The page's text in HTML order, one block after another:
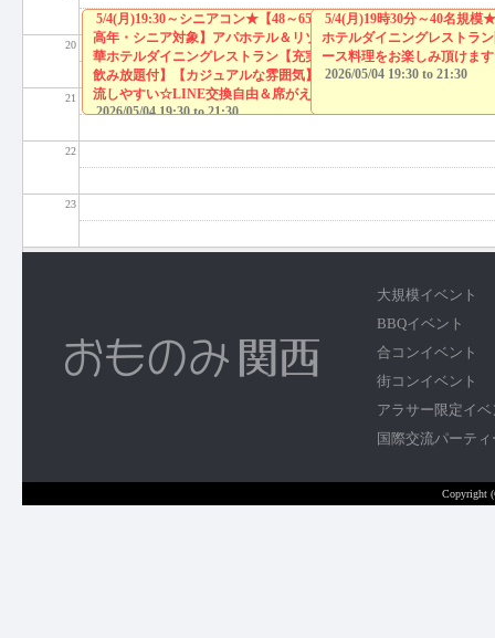
20
21
22
23
5/4(月)19:30～シニアコン★【48～65歳限定・中
高年・シニア対象】アパホテル＆リゾートの豪
華ホテルダイニングレストラン【充実お料理＆
飲み放題付】【カジュアルな雰囲気】だから交
流しやすい☆LINE交換自由＆席がえあり！
2026/05/0419:30to21:30
5/4(月)19時30分～40名規模
ホテルダイニングレストラ
ース料理をお楽しみ頂けま
2026/05/04 19:30 to21:30
大規模イベント
BBQイベント
合コンイベント
街コンイベント
アラサー限定イベ
国際交流パーティ
Copyright